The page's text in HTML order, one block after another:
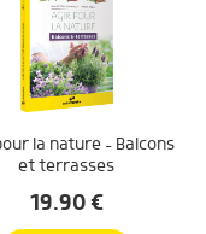
la nature – Balcons
et terrasses
19.90€